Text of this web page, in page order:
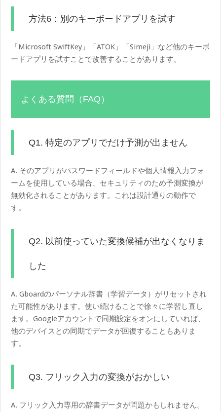
方法6：別のキーボードアプリを試す
「Microsoft SwiftKey」「ATOK」「Simeji」など他のキーボ
ードアプリを試すことで改善することがあります。
よくある質問（FAQ）
Q1. 特定のアプリでだけ予測が出ません
A. そのアプリがパスワードフィールドや個人情報入力フォ
ームを使用している場合、セキュリティのため予測変換が
無効化されることがあります。これは設計通りの動作で
す。
Q2. 以前使っていた変換候補が出なくなりま
した
A. Gboardのパーソナル辞書（学習データ）がリセットされ
た可能性があります。使い続けることで徐々に学習し直し
ます。Googleアカウントで同期設定をオンにしていれば、
他のデバイスとの同期でデータが回復することもありま
す。
Q3. フリック入力の変換がおかしい
A. フリック入力専用の辞書データが問題かもしれません。